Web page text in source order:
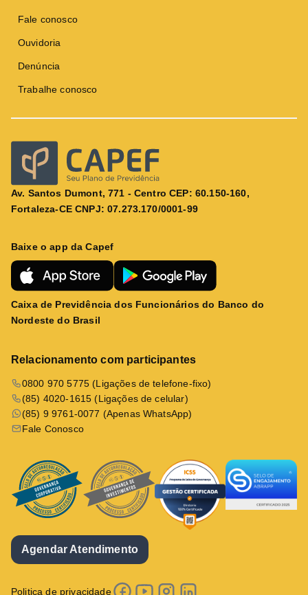
Fale conosco
Ouvidoria
Denúncia
Trabalhe conosco
Av. Santos Dumont, 771 - Centro CEP: 60.150-160,
Fortaleza-CE CNPJ: 07.273.170/0001-99
Baixe o app da Capef
Caixa de Previdência dos Funcionários do Banco do
Nordeste do Brasil
Relacionamento com participantes
0800 970 5775 (Ligações de telefone-fixo)
(85) 4020-1615 (Ligações de celular)
(85) 9 9761-0077 (Apenas WhatsApp)
Fale Conosco
Agendar Atendimento
Politica de privacidade